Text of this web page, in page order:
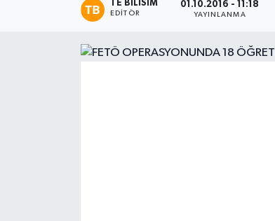
TE BILISIM
EDITÖR
01.10.2016 - 11:18
YAYINLANMA
Magazin